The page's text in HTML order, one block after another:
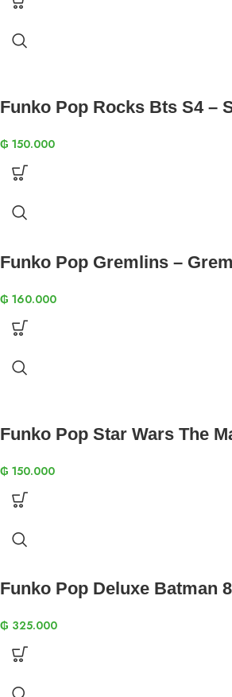
Funko Pop Rocks Bts S4 –
₲ 150.000
Funko Pop Gremlins –
₲ 160.000
Funko Pop Star Wars The
₲ 150.000
Funko Pop Deluxe Batman
₲ 325.000